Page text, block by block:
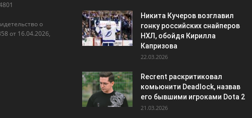
о
от 16.04.2026,
Никита Кучеров возглавил
гонку российских снайперов
НХЛ, обойдя Кирилла
Капризова
22.03.2026
Recrent раскритиковал
комьюнити Deadlock, назвав
его бывшими игроками Dota 2
21.03.2026